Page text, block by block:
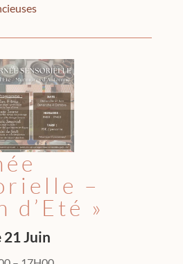
–
d’Eté »
Juin